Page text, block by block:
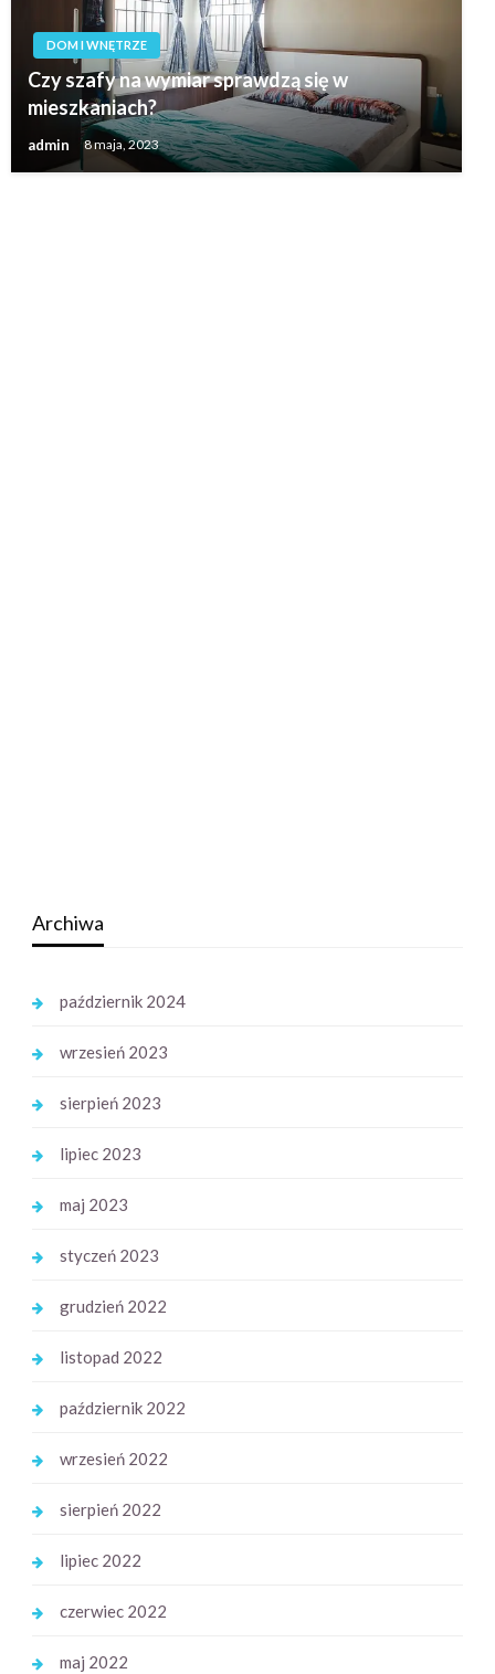
DOM I WNĘTRZE
Czy szafy na wymiar sprawdzą się w
mieszkaniach?
admin 8 maja, 2023
Archiwa
październik 2024
wrzesień 2023
sierpień 2023
lipiec 2023
maj 2023
styczeń 2023
grudzień 2022
listopad 2022
październik 2022
wrzesień 2022
sierpień 2022
lipiec 2022
czerwiec 2022
maj 2022